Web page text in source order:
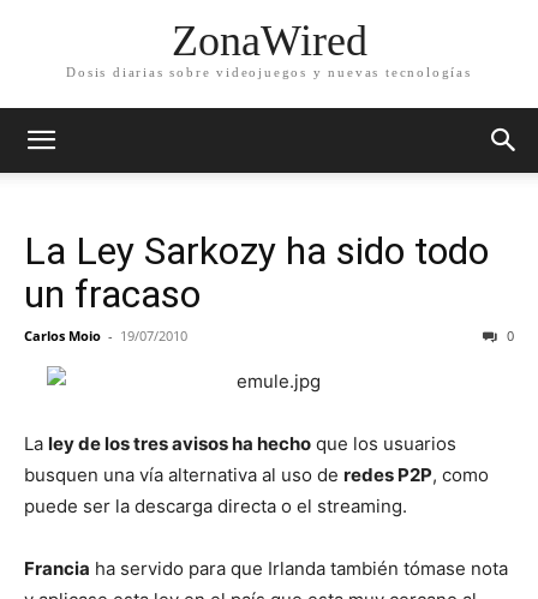
ZonaWired
Dosis diarias sobre videojuegos y nuevas tecnologías
La Ley Sarkozy ha sido todo
un fracaso
Carlos Moio - 19/07/2010 0
La ley de los tres avisos ha hecho que los usuarios
busquen una vía alternativa al uso de redes P2P, como
puede ser la descarga directa o el streaming.
Francia ha servido para que Irlanda también tómase nota